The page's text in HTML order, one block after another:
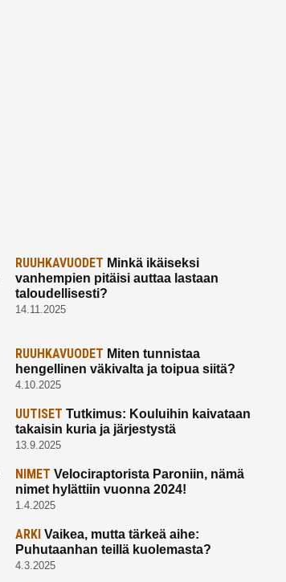
RUUHKAVUODET Minkä ikäiseksi
vanhempien pitäisi auttaa lastaan
taloudellisesti?
14.11.2025
RUUHKAVUODET Miten tunnistaa
hengellinen väkivalta ja toipua siitä?
4.10.2025
UUTISET Tutkimus: Kouluihin kaivataan
takaisin kuria ja järjestystä
13.9.2025
NIMET Velociraptorista Paroniin, nämä
nimet hylättiin vuonna 2024!
1.4.2025
ARKI Vaikea, mutta tärkeä aihe:
Puhutaanhan teillä kuolemasta?
4.3.2025